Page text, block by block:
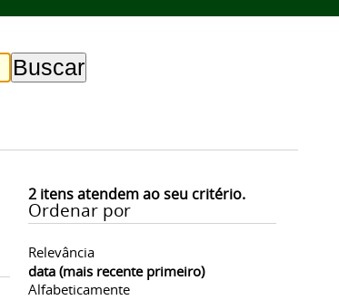
2itens atendem ao seu critério.
Ordenar por
Relevância
data (mais recente primeiro)
Alfabeticamente